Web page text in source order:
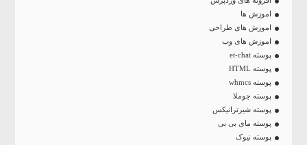
اموزش ها
اموزش های طراحی
اموزش های وب
پوسته et-chat
پوسته HTML
پوسته whmcs
پوسته جوملا
پوسته شیرترانیکس
پوسته مای بی بی
پوسته نیوک